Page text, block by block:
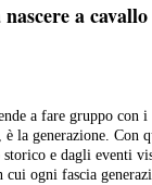
a
a fare gruppo
la generazione. Con
storico e dagli eventi
ogni fascia